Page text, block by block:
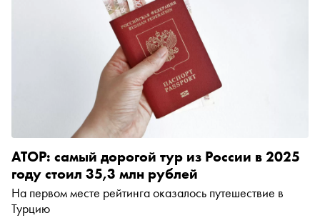
АТОР: самый дорогой тур из России в 2025
году стоил 35,3 млн рублей
На первом месте рейтинга оказалось путешествие в
Турцию